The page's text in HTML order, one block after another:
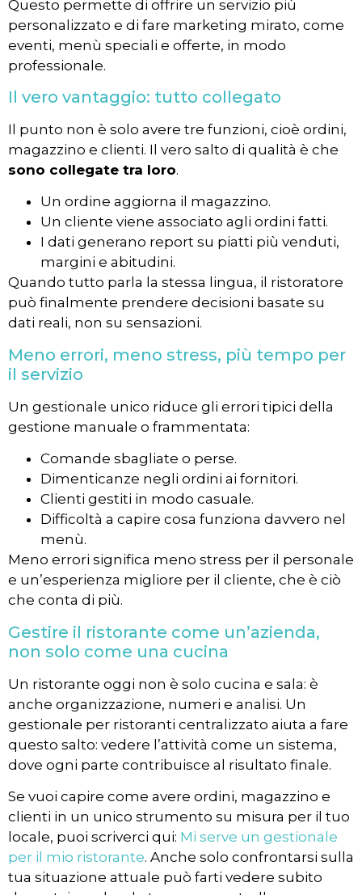
Questo permette di offrire un servizio più
personalizzato e di fare marketing mirato, come
eventi, menù speciali e offerte, in modo
professionale.
Il vero vantaggio: tutto collegato
Il punto non è solo avere tre funzioni, cioè ordini,
magazzino e clienti. Il vero salto di qualità è che
sono collegate tra loro.
Un ordine aggiorna il magazzino.
Un cliente viene associato agli ordini fatti.
I dati generano report su piatti più venduti,
margini e abitudini.
Quando tutto parla la stessa lingua, il ristoratore
può finalmente prendere decisioni basate su
dati reali, non su sensazioni.
Meno errori, meno stress, più tempo per
il servizio
Un gestionale unico riduce gli errori tipici della
gestione manuale o frammentata:
Comande sbagliate o perse.
Dimenticanze negli ordini ai fornitori.
Clienti gestiti in modo casuale.
Difficoltà a capire cosa funziona davvero nel
menù.
Meno errori significa meno stress per il personale
e un’esperienza migliore per il cliente, che è ciò
che conta di più.
Gestire il ristorante come un’azienda,
non solo come una cucina
Un ristorante oggi non è solo cucina e sala: è
anche organizzazione, numeri e analisi. Un
gestionale per ristoranti centralizzato aiuta a fare
questo salto: vedere l’attività come un sistema,
dove ogni parte contribuisce al risultato finale.
Se vuoi capire come avere ordini, magazzino e
clienti in un unico strumento su misura per il tuo
locale, puoi scriverci qui: Mi serve un gestionale
per il mio ristorante. Anche solo confrontarsi sulla
tua situazione attuale può farti vedere subito